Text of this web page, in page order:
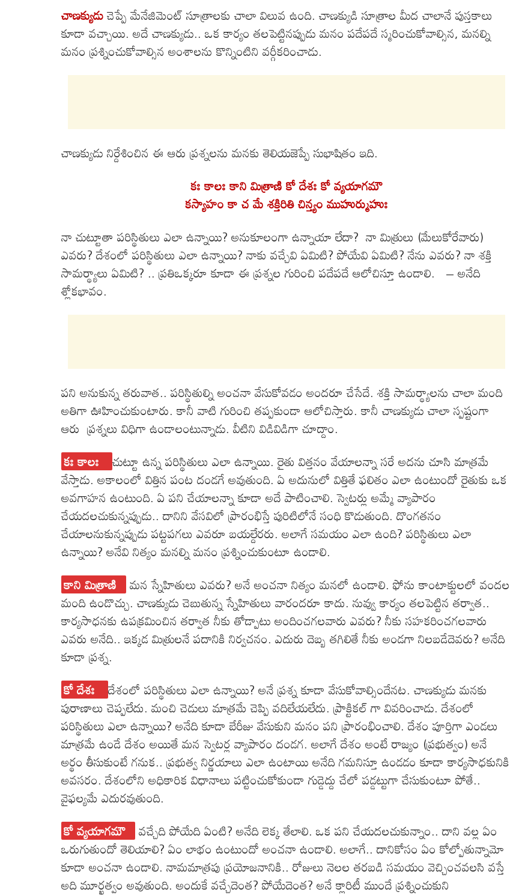
చాణక్యుడుచెప్పే మేనేజిమెంట్ సూత్రాలకు చాలా విలువ ఉంది. చాణక్యుడి సూత్రాల మీద చాలానే పుస్తకాలు
కూడా వచ్చాయి. అదే చాణక్యుడు.. ఒక కార్యం తలపెట్టినప్పుడు మనం పదేపదే స్మరించుకోవాల్సిన, మనల్ని
మనం ప్రశ్నించుకోవాల్సిన అంశాలను కొన్నింటిని వర్గీకరించాడు.
చాణక్యుడు నిర్దేశించిన ఈ ఆరు ప్రశ్నలను మనకు తెలియజెప్పే సుభాషితం ఇది.
కః కాలః కాని మిత్రాణి కో దేశః కో వ్యయాగమౌ
కస్యాహం కా చ మే శక్తిరితి చిన్త్యం ముహుర్ముహుః
నా చుట్టూతా పరిస్థితులు ఎలా ఉన్నాయి? అనుకూలంగా ఉన్నాయా లేదా? నా మిత్రులు (మేలుకోరేవారు)
ఎవరు? దేశంలో పరిస్థితులు ఎలా ఉన్నాయి? నాకు వచ్చేవి ఏమిటి? పోయేవి ఏమిటి? నేను ఎవరు? నా శక్తి
సామర్థ్యాలు ఏమిటి? .. ప్రతిఒక్కరూ కూడా ఈ ప్రశ్నల గురించి పదేపదే ఆలోచిస్తూ ఉండాలి. – అనేది
శ్లోకభావం.
పని అనుకున్న తరువాత.. పరిస్థితుల్ని అంచనా వేసుకోవడం అందరూ చేసేదే. శక్తి సామర్థ్యాలను చాలా మంది
అతిగా ఊహించుకుంటారు. కానీ వాటి గురించి తప్పకుండా ఆలోచిస్తారు. కానీ చాణక్యుడు చాలా స్పష్టంగా
ఆరు ప్రశ్నలు విధిగా ఉండాలంటున్నాడు. వీటిని విడివిడిగా చూద్దాం.
కః కాలః చుట్టూ ఉన్న పరిస్థితులు ఎలా ఉన్నాయి. రైతు విత్తనం వేయాలన్నా సరే అదను చూసి మాత్రమే
వేస్తాడు. అకాలంలో విత్తిన పంట దండగే అవుతుంది. ఏ అదునులో విత్తితే ఫలితం ఎలా ఉంటుందో రైతుకు ఒక
అవగాహన ఉంటుంది. ఏ పని చేయాలన్నా కూడా అదే పాటించాలి. స్వెటర్లు అమ్మే వ్యాపారం
చేయదలచుకున్నప్పుడు.. దానిని వేసవిలో ప్రారంభిస్తే పురిటిలోనే సంధి కొడుతుంది. దొంగతనం
చేయాలనుకున్నప్పుడు పట్టపగలు ఎవరూ బయల్దేరరు. అలాగే సమయం ఎలా ఉంది? పరిస్థితులు ఎలా
ఉన్నాయి? అనేవి నిత్యం మనల్ని మనం ప్రశ్నించుకుంటూ ఉండాలి.
కాని మిత్రాణి మన స్నేహితులు ఎవరు? అనే అంచనా నిత్యం మనలో ఉండాలి. ఫోను కాంటాక్టులలో వందల
మంది ఉండొచ్చు. చాణక్యుడు చెబుతున్న స్నేహితులు వారందరూ కాదు. నువ్వు కార్యం తలపెట్టిన తర్వాత..
కార్యసాధనకు ఉపక్రమించిన తర్వాత నీకు తోడ్పాటు అందించగలవారు ఎవరు? నీకు సహకరించగలవారు
ఎవరు అనేది.. ఇక్కడ మిత్రులనే పదానికి నిర్వచనం. ఎదురు దెబ్బ తగిలితే నీకు అండగా నిలబడేదెవరు? అనేది
కూడా ప్రశ్న.
కో దేశః దేశంలో పరిస్థితులు ఎలా ఉన్నాయి? అనే ప్రశ్న కూడా వేసుకోవాల్సిందేనట. చాణక్యుడు మనకు
పురాణాలు చెప్పలేదు. మంచి చెడులు మాత్రమే చెప్పి వదిలేయలేదు. ప్రాక్టికల్ గా వివరించాడు. దేశంలో
పరిస్థితులు ఎలా ఉన్నాయి? అనేది కూడా బేరీజు వేసుకుని మనం పని ప్రారంభించాలి. దేశం పూర్తిగా ఎండలు
మాత్రమే ఉండే దేశం అయితే మన స్వెటర్ల వ్యాపారం దండగ. అలాగే దేశం అంటే రాజ్యం (ప్రభుత్వం) అనే
అర్థం తీసుకుంటే గనుక.. ప్రభుత్వ నిర్ణయాలు ఎలా ఉంటాయి అనేది గమనిస్తూ ఉండడం కూడా కార్యసాధకునికి
అవసరం. దేశంలోని అధికారిక విధానాలు పట్టించుకోకుండా గుడ్డెద్దు చేలో పడ్డట్టుగా చేసుకుంటూ పోతే..
వైఫల్యమే ఎదురవుతుంది.
కో వ్యయాగమౌ వచ్చేది పోయేది ఏంటి? అనేది లెక్క తేలాలి. ఒక పని చేయదలచుకున్నాం.. దాని వల్ల ఏం
ఒరుగుతుందో తెలియాలి? ఏం లాభం ఉంటుందో అంచనా ఉండాలి. అలాగే.. దానికోసం ఏం కోల్పోతున్నామో
కూడా అంచనా ఉండాలి. నామమాత్రపు ప్రయోజనానికి.. రోజులు నెలల తరబడి సమయం వెచ్చించవలసి వస్తే
అది మూర్ఖత్వం అవుతుంది. అందుకే వచ్చేదెంత? పోయేదెంత? అనే క్లారిటీ ముందే ప్రశ్నించుకుని